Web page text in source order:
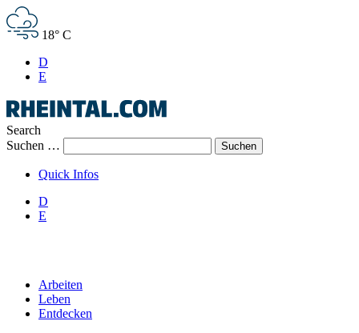
18° C
D
E
Search
Suchen …
Quick Infos
D
E
Arbeiten
Leben
Entdecken